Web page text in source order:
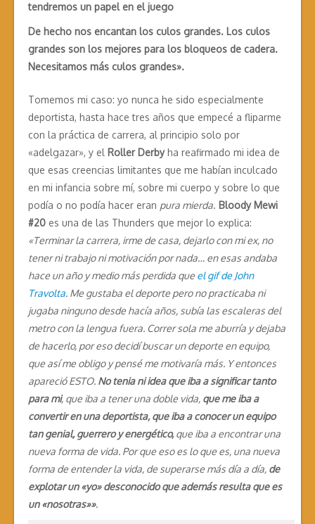
tendremos un papel en el juego
De hecho nos encantan los culos grandes. Los culos
grandes son los mejores para los bloqueos de cadera.
Necesitamos más culos grandes».
Tomemos mi caso: yo nunca he sido especialmente
deportista, hasta hace tres años que empecé a fliparme
con la práctica de carrera, al principio solo por
«adelgazar», y el Roller Derbyha reafirmado mi idea de
que esas creencias limitantes que me habían inculcado
en mi infancia sobre mí, sobre mi cuerpo y sobre lo que
podía o no podía hacer eran pura mierda. Bloody Mewi
#20 es una de las Thunders que mejor lo explica:
«Terminar la carrera, irme de casa, dejarlo con mi ex, no
tener ni trabajo ni motivación por nada… en esas andaba
hace un año y medio más perdida que el gif de John
Travolta. Me gustaba el deporte pero no practicaba ni
jugaba ninguno desde hacía años, subía las escaleras del
metro con la lengua fuera. Correr sola me aburría y dejaba
de hacerlo, por eso decidí buscar un deporte en equipo,
que así me obligo y pensé me motivaría más. Y entonces
apareció ESTO. No tenia ni idea que iba a significar tanto
para mi, que iba a tener una doble vida, que me iba a
convertir en una deportista, que iba a conocer un equipo
tan genial, guerrero y energético,que iba a encontrar una
nueva forma de vida. Por que eso es lo que es, una nueva
forma de entender la vida, de superarse más día a día, de
explotar un «yo» desconocido que además resulta que es
un «nosotras»».